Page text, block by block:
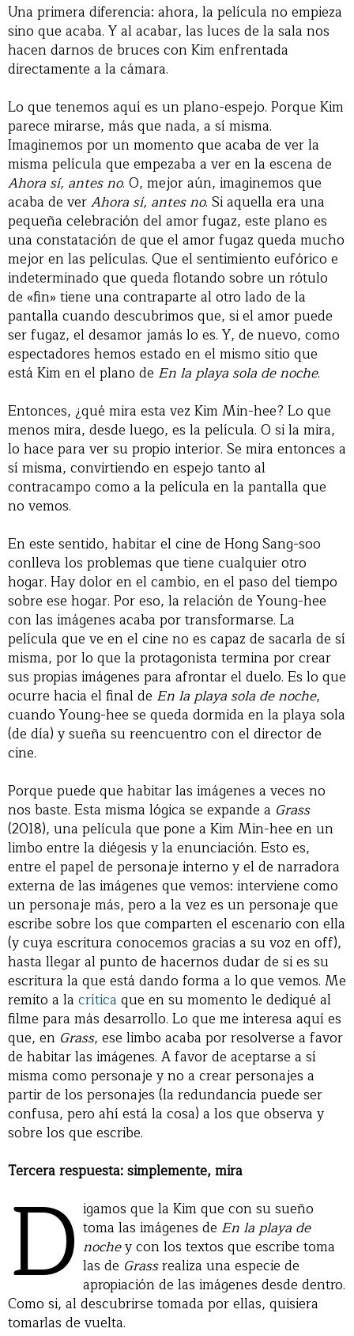
Una primera diferencia: ahora, la película no empieza
sino que acaba. Y al acabar, las luces de la sala nos
hacen darnos de bruces con Kim enfrentada
directamente a la cámara.
Lo que tenemos aquí es un plano-espejo. Porque Kim
parece mirarse, más que nada, a sí misma.
Imaginemos por un momento que acaba de ver la
misma película que empezaba a ver en la escena de
Ahora sí, antes no. O, mejor aún, imaginemos que
acaba de verAhora sí, antes no. Si aquella era una
pequeña celebración del amor fugaz, este plano es
una constatación de que el amor fugaz queda mucho
mejor en las películas. Que el sentimiento eufórico e
indeterminado que queda flotando sobre un rótulo
de «fin» tiene una contraparte al otro lado de la
pantalla cuando descubrimos que, si el amor puede
ser fugaz, el desamor jamás lo es. Y, de nuevo, como
espectadores hemos estado en el mismo sitio que
está Kim en el plano de En la playa sola de noche.
Entonces, ¿qué mira esta vez Kim Min-hee? Lo que
menos mira, desde luego, es la película. O si la mira,
lo hace para ver su propio interior. Se mira entonces a
sí misma, convirtiendo en espejo tanto al
contracampo como a la película en la pantalla que
no vemos.
En este sentido, habitar el cine de Hong Sang-soo
conlleva los problemas que tiene cualquier otro
hogar. Hay dolor en el cambio, en el paso del tiempo
sobre ese hogar. Por eso, la relación de Young-hee
con las imágenes acaba por transformarse. La
película que ve en el cine no es capaz de sacarla de sí
misma, por lo que la protagonista termina por crear
sus propias imágenes para afrontar el duelo. Es lo que
ocurre hacia el final de En la playa sola de noche,
cuando Young-hee se queda dormida en la playa sola
(de día) y sueña su reencuentro con el director de
cine.
Porque puede que habitar las imágenes a veces no
nos baste. Esta misma lógica se expande a Grass
(2018), una película que pone a Kim Min-hee en un
limbo entre la diégesis y la enunciación. Esto es,
entre el papel de personaje interno y el de narradora
externa de las imágenes que vemos: interviene como
un personaje más, pero a la vez es un personaje que
escribe sobre los que comparten el escenario con ella
(y cuya escritura conocemos gracias a su voz en off),
hasta llegar al punto de hacernos dudar de si es su
escritura la que está dando forma a lo que vemos. Me
remito a la crítica que en su momento le dediqué al
filme para más desarrollo. Lo que me interesa aquí es
que, en Grass, ese limbo acaba por resolverse a favor
de habitar las imágenes. A favor de aceptarse a sí
misma como personaje y no a crear personajes a
partir de los personajes (la redundancia puede ser
confusa, pero ahí está la cosa) a los que observa y
sobre los que escribe.
Tercera respuesta: simplemente, mira
D igamos que la Kim que con su sueño
toma las imágenes de En la playa de
nochey con los textos que escribe toma
las de Grassrealiza una especie de
apropiación de las imágenes desde dentro.
Como si, al descubrirse tomada por ellas, quisiera
tomarlas de vuelta.